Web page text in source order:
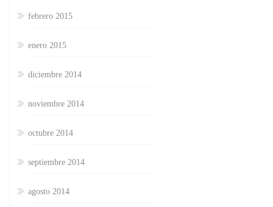
febrero 2015
enero 2015
diciembre 2014
noviembre 2014
octubre 2014
septiembre 2014
agosto 2014